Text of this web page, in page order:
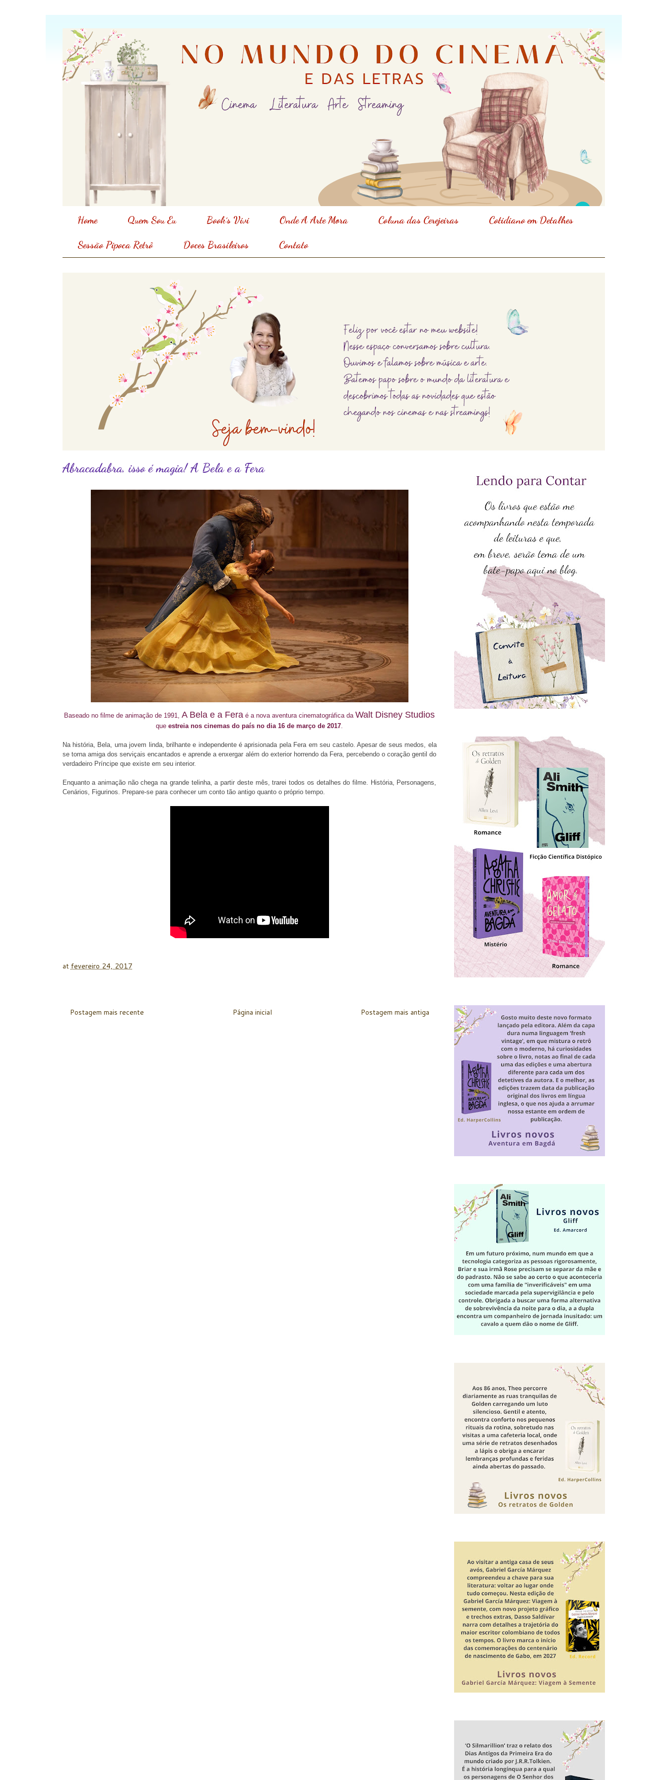
Home Quem Sou Eu Book´s Vivi Onde A Arte Mora Coluna das Cerejeiras Cotidiano em Detalhes
Sessão Pipoca Retrô Doces Brasileiros Contato
Abracadabra, isso é magia! A Bela e a Fera
Baseado no filme de animação de 1991, A Bela e a Fera é a nova aventura cinematográfica da Walt Disney Studios
que estreia nos cinemas do país no dia 16 de março de 2017.
Na história, Bela, uma jovem linda, brilhante e independente é aprisionada pela Fera em seu castelo. Apesar de seus medos, ela
se torna amiga dos serviçais encantados e aprende a enxergar além do exterior horrendo da Fera, percebendo o coração gentil do
verdadeiro Príncipe que existe em seu interior.
Enquanto a animação não chega na grande telinha, a partir deste mês, trarei todos os detalhes do filme. História, Personagens,
Cenários, Figurinos. Prepare-se para conhecer um conto tão antigo quanto o próprio tempo.
at fevereiro 24, 2017
Postagem mais recente Postagem mais antiga
Página inicial